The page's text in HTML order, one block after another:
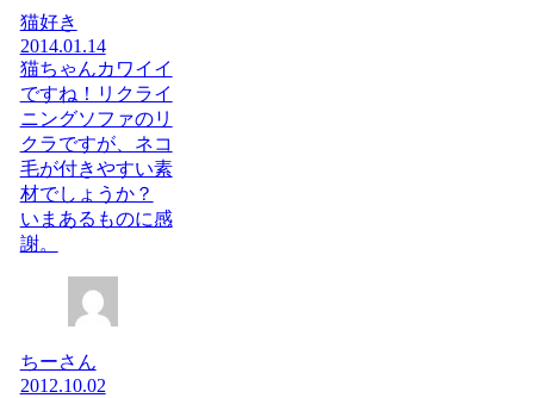
猫好き
2014.01.14
猫ちゃんカワイイ
ですね！リクライ
ニングソファのリ
クラですが、ネコ
毛が付きやすい素
材でしょうか？
いまあるものに感
謝。
ちーさん
2012.10.02